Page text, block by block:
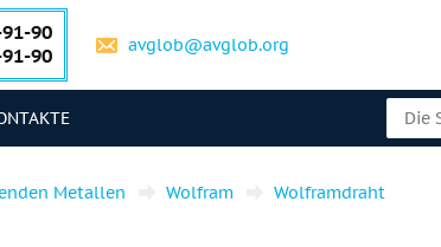
90
90 avglob@avglob.org
Metallen Wolfram Wolframdraht